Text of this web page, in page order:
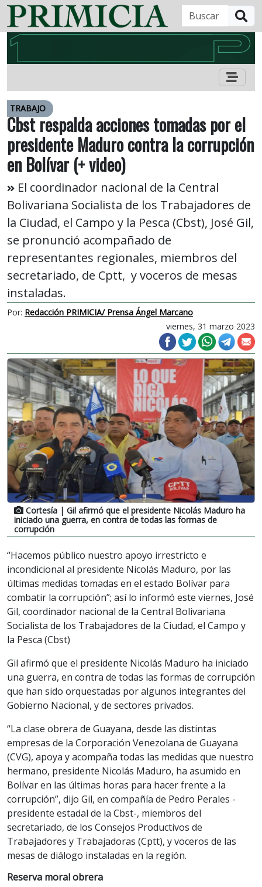
TRABAJO
Cbst respalda acciones tomadas por el
presidente Maduro contra la corrupción
en Bolívar (+ video)
El coordinador nacional de la Central
Bolivariana Socialista de los Trabajadores de
la Ciudad, el Campo y la Pesca (Cbst), José Gil,
se pronunció acompañado de
representantes regionales, miembros del
secretariado, de Cptt, y voceros de mesas
instaladas.
Por: Redacción PRIMICIA/ Prensa Ángel Marcano
viernes, 31 marzo 2023
Cortesía | Gil afirmó que el presidente Nicolás Maduro ha
iniciado una guerra, en contra de todas las formas de
corrupción
“Hacemos público nuestro apoyo irrestricto e
incondicional al presidente Nicolás Maduro, por las
últimas medidas tomadas en el estado Bolívar para
combatir la corrupción”; así lo informó este viernes, José
Gil, coordinador nacional de la Central Bolivariana
Socialista de los Trabajadores de la Ciudad, el Campo y
la Pesca (Cbst)
Gil afirmó que el presidente Nicolás Maduro ha iniciado
una guerra, en contra de todas las formas de corrupción
que han sido orquestadas por algunos integrantes del
Gobierno Nacional, y de sectores privados.
“La clase obrera de Guayana, desde las distintas
empresas de la Corporación Venezolana de Guayana
(CVG), apoya y acompaña todas las medidas que nuestro
hermano, presidente Nicolás Maduro, ha asumido en
Bolívar en las últimas horas para hacer frente a la
corrupción”, dijo Gil, en compañía de Pedro Perales -
presidente estadal de la Cbst-, miembros del
secretariado, de los Consejos Productivos de
Trabajadores y Trabajadoras (Cptt), y voceros de las
mesas de diálogo instaladas en la región.
Reserva moral obrera